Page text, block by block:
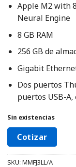
Apple M2 with
Neural Engine
8 GB RAM
256 GB de
Gigabit
Dos puertos
puertos USB-
Sin existencias
Cotizar
SKU: MMFJ3LL/A